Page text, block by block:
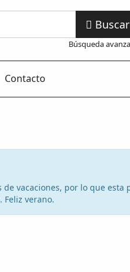
Buscar
Búsqueda
Contacto
vacaciones, por lo que
verano.